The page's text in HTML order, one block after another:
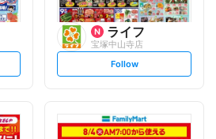
ライフ
宝塚中山寺店
s
t
l
o
w
Follow